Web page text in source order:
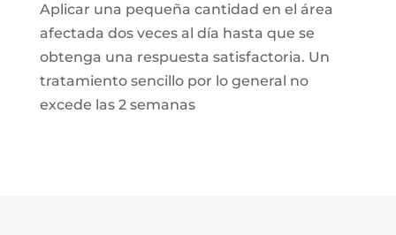
Aplicar una pequeña cantidad en el área
afectada dos veces al día hasta que se
obtenga una respuesta satisfactoria. Un
tratamiento sencillo por lo general no
excede las 2 semanas